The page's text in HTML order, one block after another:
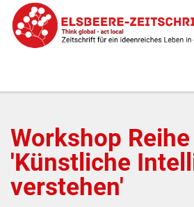
Seitenbereiche:
Zum
Inhalt
Hauptnavigation
Footernavigation
Workshop Reihe
'Künstliche
verstehen'